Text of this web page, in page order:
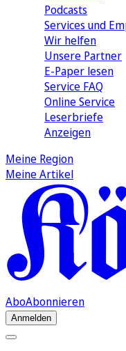
Podcasts
Services und
Wir helfen
Unsere Partner
E-Paper lesen
Service FAQ
Online Service
Leserbriefe
Anzeigen
Meine Region
Meine Artikel
AboAbonnieren
Anmelden